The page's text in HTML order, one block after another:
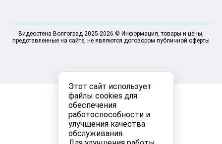
Этот сайт использует
файлы cookies для
обеспечения
работоспособности и
улучшения качества
обслуживания.
Видеостена Волгоград 2025-2026 © Информация, товары и цены,
представленные на сайте, не являются договором публичной оферты